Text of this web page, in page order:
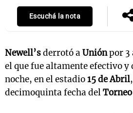
Escuchá la nota
Newell’sderrotó aUniónpor 3
el que fue altamente efectivo
noche, en el estadio15 de Abril
decimoquinta fecha del